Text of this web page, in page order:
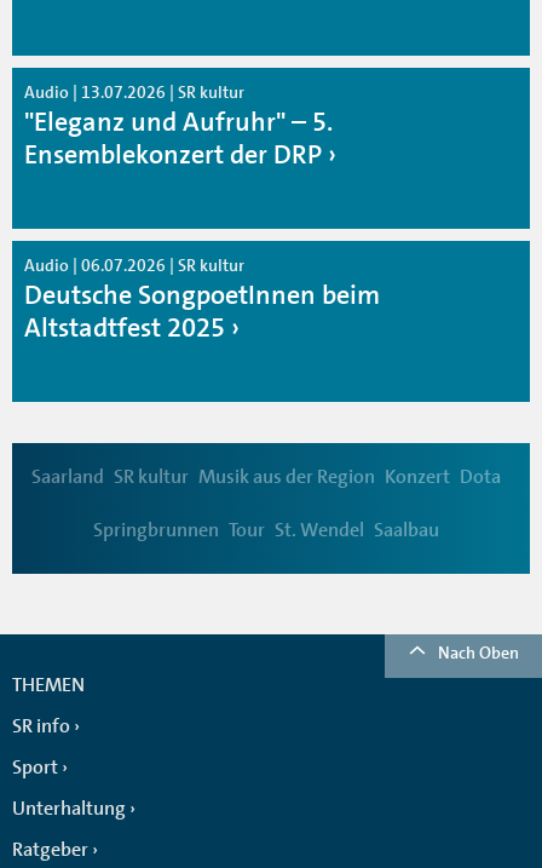
Audio | 13.07.2026 | SR kultur
"Eleganz und Aufruhr" – 5.
Ensemblekonzert der DRP
Audio | 06.07.2026 | SR kultur
Deutsche SongpoetInnen beim
Altstadtfest 2025
Saarland SR kultur Musik aus der Region Konzert Dota
Springbrunnen Tour St. Wendel Saalbau
Nach Oben
THEMEN
SR info
Sport
Unterhaltung
Ratgeber